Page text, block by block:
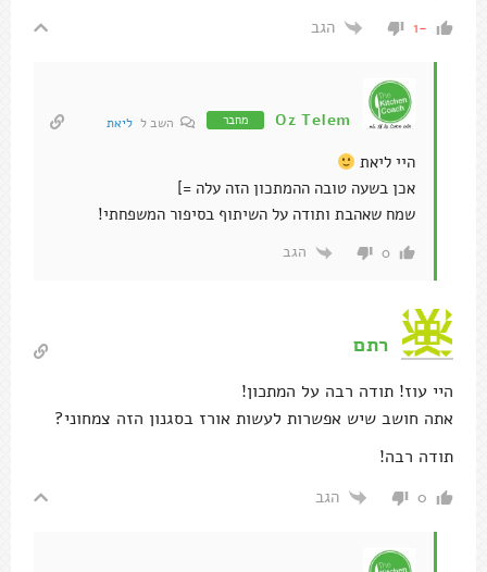
-1 הגב
Oz Telem מחבר השב ל ליאת
היי ליאת
אכן בשעה טובה ההמתכון הזה עלה =]
שמח שאהבת ותודה על השיתוף בסיפור המשפחתי!
0 הגב
רתם
היי עוז! תודה רבה על המתכון!
אתה חושב שיש אפשרות לעשות אורז בסגנון הזה צמחוני?
תודה רבה!
0 הגב